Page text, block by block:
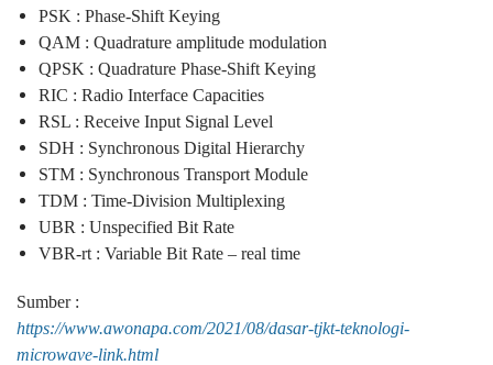
PSK : Phase-Shift Keying
QAM : Quadrature amplitude modulation
QPSK : Quadrature Phase-Shift Keying
RIC : Radio Interface Capacities
RSL : Receive Input Signal Level
SDH : Synchronous Digital Hierarchy
STM : Synchronous Transport Module
TDM : Time-Division Multiplexing
UBR : Unspecified Bit Rate
VBR-rt : Variable Bit Rate – real time
Sumber :
https://www.awonapa.com/2021/08/dasar-tjkt-teknologi-
microwave-link.html